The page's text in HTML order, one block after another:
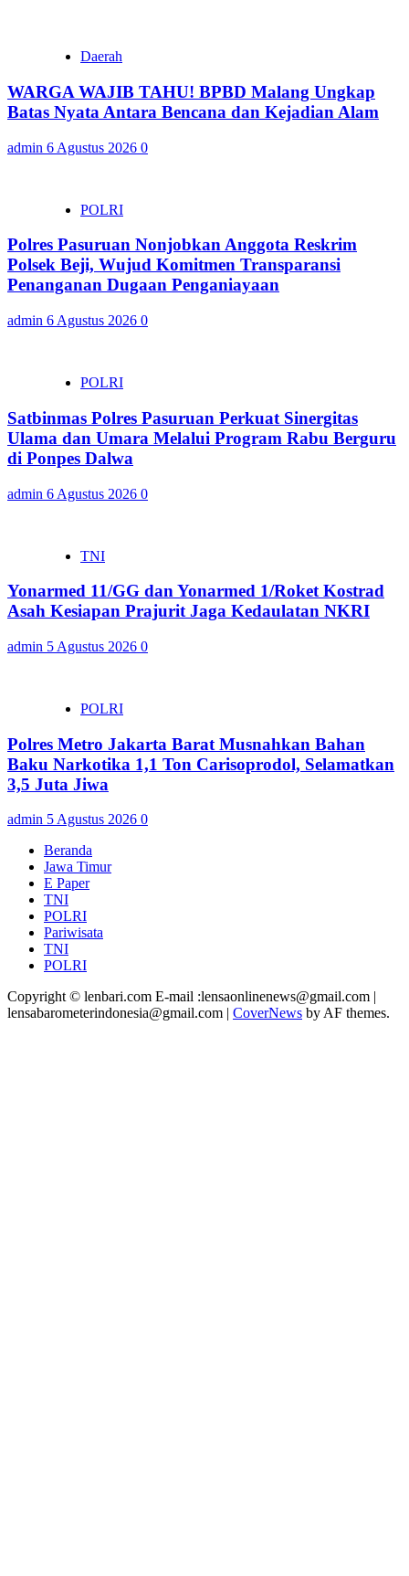
Daerah
WARGA WAJIB TAHU! BPBD Malang Ungkap
Batas Nyata Antara Bencana dan Kejadian Alam
admin 6 Agustus 2026 0
POLRI
Polres Pasuruan Nonjobkan Anggota Reskrim
Polsek Beji, Wujud Komitmen Transparansi
Penanganan Dugaan Penganiayaan
admin 6 Agustus 2026 0
POLRI
Satbinmas Polres Pasuruan Perkuat Sinergitas
Ulama dan Umara Melalui Program Rabu Berguru
di Ponpes Dalwa
admin 6 Agustus 2026 0
TNI
Yonarmed 11/GG dan Yonarmed 1/Roket Kostrad
Asah Kesiapan Prajurit Jaga Kedaulatan NKRI
admin 5 Agustus 2026 0
POLRI
Polres Metro Jakarta Barat Musnahkan Bahan
Baku Narkotika 1,1 Ton Carisoprodol, Selamatkan
3,5 Juta Jiwa
admin 5 Agustus 2026 0
Beranda
Jawa Timur
E Paper
TNI
POLRI
Pariwisata
TNI
POLRI
Copyright © lenbari.com E-mail :lensaonlinenews@gmail.com |
lensabarometerindonesia@gmail.com | CoverNews by AF themes.